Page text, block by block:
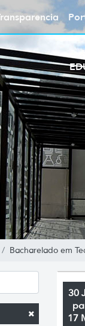
Bacharelado em
30
17